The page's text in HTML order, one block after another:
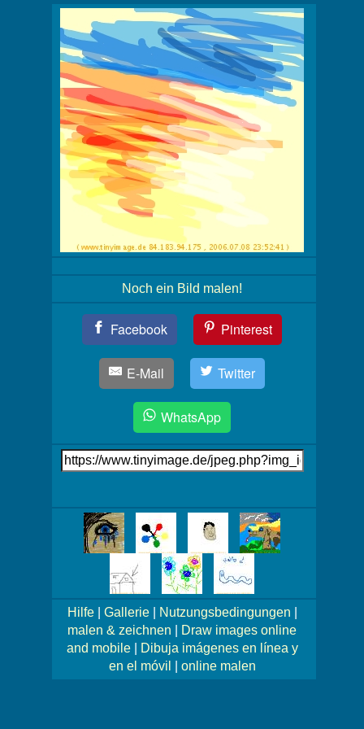
Noch ein Bild malen!
Facebook Pinterest
E-Mail Twitter
WhatsApp
Link
auf's
Mehr
Bilder!
Hilfe| Gallerie| Nutzungsbedingungen
malen & zeichnen
Draw images online
and mobile|
Dibuja imágenes en línea y
en el móvil
online malen